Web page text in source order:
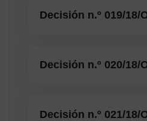
Decisión n.º 019/18/
Decisión n.º 020/18/
Decisión n.º 021/18/